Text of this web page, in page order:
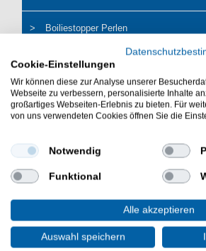
Boiliestopper Perlen
Karpfenmontagen
Karpfenposen
Kopflampe
Lampen
Cookie-Einstellungen
Wir können diese zur Analyse unserer
Webseite zu verbessern, personalisierte Inhalte
großartiges Webseiten-Erlebnis zu bieten. Für
von uns verwendeten Cookies öffnen Sie die
Notwendig
Funktional
Alle akzeptieren
Auswahl speichern